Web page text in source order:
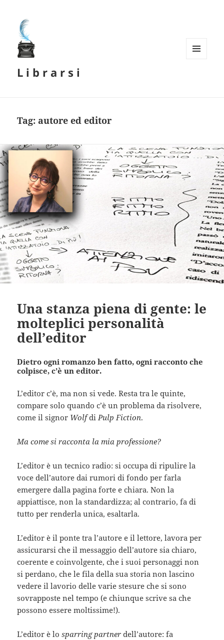
L i b r a r s i
Tag: autore ed editor
Una stanza piena di gente: le
molteplici personalità
dell’editor
Dietro ogni romanzo ben fatto, ogni racconto che
colpisce, c’è un editor.
L’editor c’è, ma non si vede. Resta tra le quinte,
compare solo quando c’è un problema da risolvere,
come il signor Wolfdi Pulp Fiction.
Ma come si racconta la mia professione?
L’editor è un tecnico radio: si occupa di ripulire la
voce dell’autore dai rumori di fondo per farla
emergere dalla pagina forte e chiara. Non la
appiattisce, non la standardizza; al contrario, fa di
tutto per renderla unica, esaltarla.
L’editor è il ponte tra l’autore e il lettore, lavora per
assicurarsi che il messaggio dell’autore sia chiaro,
coerente e coinvolgente, che i suoi personaggi non
si perdano, che le fila della sua storia non lascino
vedere il lavorio delle varie stesure che si sono
sovrapposte nel tempo (e chiunque scrive sa che
possono essere moltissime!).
L’editor è losparring partner dell’autore: fa